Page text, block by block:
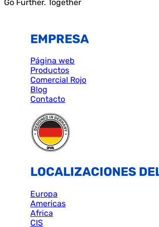
Go Further. Together
EMPRESA
Página web
Productos
Comercial Rojo
Blog
Contacto
LOCALIZACIONES
Europa
Americas
Africa
CIS